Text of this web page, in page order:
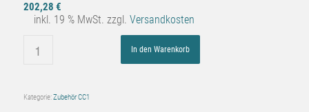
202,28 €
inkl. 19 % MwSt. zzgl. Versandkosten
In den Warenkorb
Kategorie:Zubehör CC1